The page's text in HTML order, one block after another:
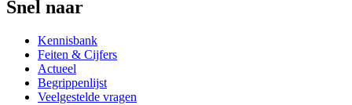
Snel naar
Kennisbank
Feiten & Cijfers
Actueel
Begrippenlijst
Veelgestelde vragen